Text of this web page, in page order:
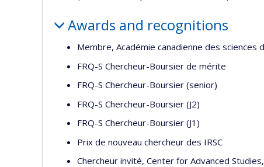
Awards and recognitions
Membre, Académie canadienne des sciences
FRQ-S Chercheur-Boursier de mérite
FRQ-S Chercheur-Boursier (senior)
FRQ-S Chercheur-Boursier (J2)
FRQ-S Chercheur-Boursier (J1)
Prix de nouveau chercheur des IRSC
Chercheur invité, Center for Advanced